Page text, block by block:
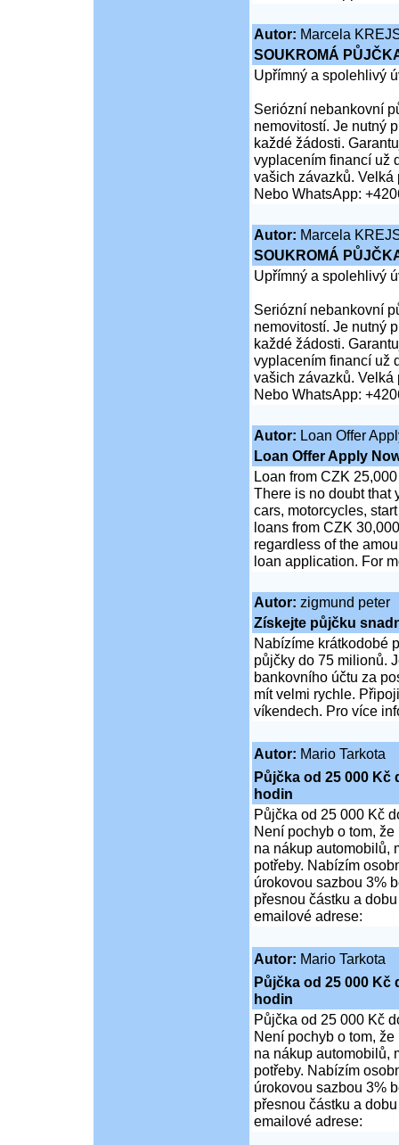
Autor: Marcela
SOUKROMÁ
Upřímný a spolehlivý
Seriózní nebankovní
nemovitostí. Je nutný
každé žádosti.
vyplacením financí už
vašich závazků. Velká
Nebo WhatsApp:
Autor: Marcela
SOUKROMÁ
Upřímný a spolehlivý
Seriózní nebankovní
nemovitostí. Je nutný
každé žádosti.
vyplacením financí už
vašich závazků. Velká
Nebo WhatsApp:
Autor: Loan Offer
Loan Offer Apply
Loan from CZK
There is no doubt that
cars, motorcycles,
loans from CZK
regardless of the
loan application. For
Autor: zigmund peter
Získejte půjčku
Nabízíme krátkodobé
půjčky do 75 milionů.
bankovního účtu za
mít velmi rychle.
víkendech. Pro více
Autor: Mario Tarkota
Půjčka od 25 000 Kč
hodin
Půjčka od 25 000 Kč
Není pochyb o tom,
na nákup automobilů,
potřeby. Nabízím
úrokovou sazbou 3%
přesnou částku a
emailové adrese:
Autor: Mario Tarkota
Půjčka od 25 000 Kč
hodin
Půjčka od 25 000 Kč
Není pochyb o tom,
na nákup automobilů,
potřeby. Nabízím
úrokovou sazbou 3%
přesnou částku a
emailové adrese: